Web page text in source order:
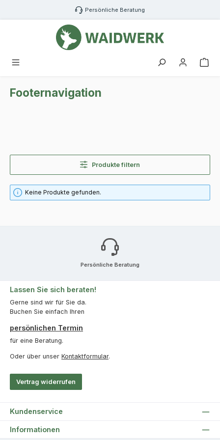
Zum Hauptinhalt springen Persönliche Beratung
Footernavigation
Produkte filtern
Keine Produkte gefunden.
Persönliche Beratung
Lassen Sie sich beraten!
Gerne sind wir für Sie da.
Buchen Sie einfach Ihren
persönlichen Termin
für eine Beratung.
Oder über unser Kontaktformular.
Vertrag widerrufen
Kundenservice
Informationen